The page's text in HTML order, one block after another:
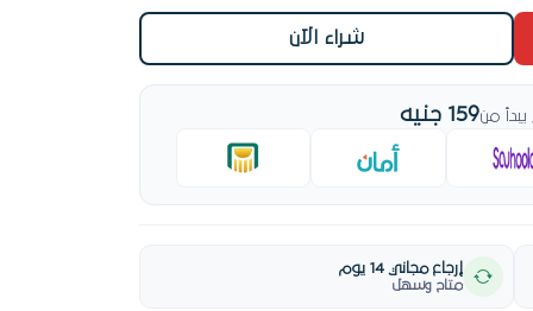
شراء الآن
من159 جنيه
إرجاع مجاني 14 يوم
متاح وسهل